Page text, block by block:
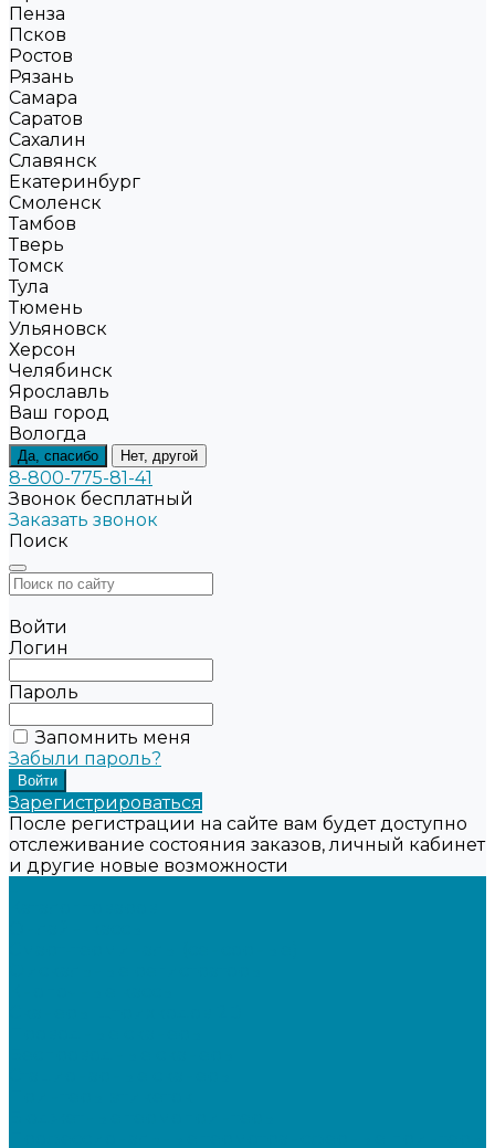
Пенза
Псков
Ростов
Рязань
Самара
Саратов
Сахалин
Славянск
Екатеринбург
Смоленск
Тамбов
Тверь
Томск
Тула
Тюмень
Ульяновск
Херсон
Челябинск
Ярославль
Ваш город
Вологда
Да, спасибо Нет, другой
8-800-775-81-41
Звонок бесплатный
Заказать звонок
Поиск
Войти
Логин
Пароль
Запомнить меня
Забыли пароль?
Зарегистрироваться
После регистрации на сайте вам будет доступно
отслеживание состояния заказов, личный кабинет
и другие новые возможности